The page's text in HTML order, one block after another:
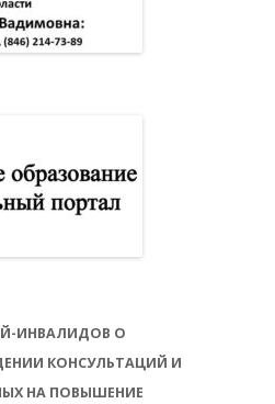
ИНВАЛИДОВ О
КОНСУЛЬТАЦИЙ И
НА ПОВЫШЕНИЕ